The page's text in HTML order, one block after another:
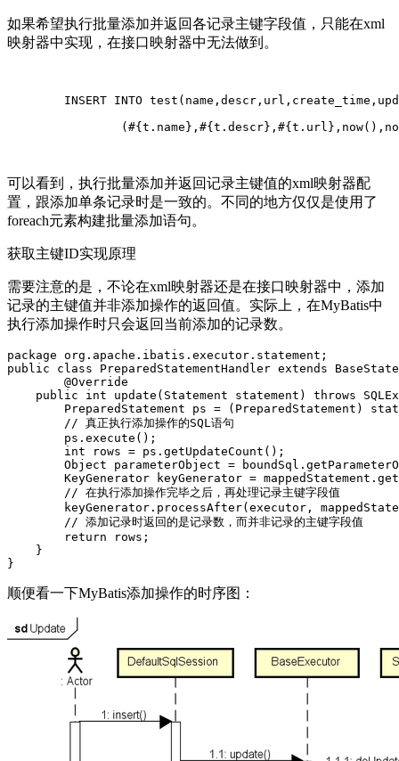
如果希望执行批量添加并返回各记录主键字段值，只能在xml
映射器中实现，在接口映射器中无法做到。
可以看到，执行批量添加并返回记录主键值的xml映射器配
置，跟添加单条记录时是一致的。不同的地方仅仅是使用了
foreach元素构建批量添加语句。
获取主键ID实现原理
需要注意的是，不论在xml映射器还是在接口映射器中，添加
记录的主键值并非添加操作的返回值。实际上，在MyBatis中
执行添加操作时只会返回当前添加的记录数。
package org.apache.ibatis.executor.statement;
public class PreparedStatementHandler extends
public int update(Statement statement) throws
PreparedStatement ps = (PreparedStatement)
        // 真正执行添加操作的SQL语句
        ps.execute();
        int rows = ps.getUpdateCount();
Object parameterObject =
KeyGenerator keyGenerator =
        // 在执行添加操作完毕之后，再处理记录主键字段值
keyGenerator.processAfter(executor,
        // 添加记录时返回的是记录数，而并非记录的主键字段值
        return rows;
    }
顺便看一下MyBatis添加操作的时序图：